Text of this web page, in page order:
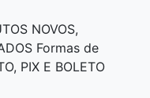
NOVOS,
Formas de
PIX E BOLETO